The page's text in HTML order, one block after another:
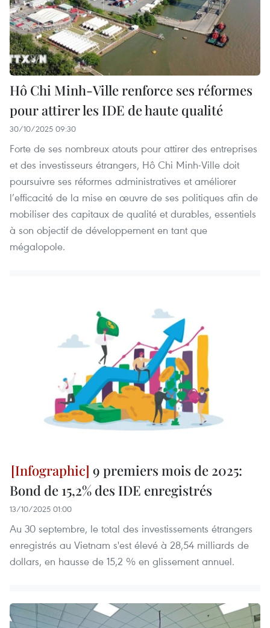
Hô Chi Minh-Ville renforce ses réformes
pour attirer les IDE de haute qualité
30/10/2025 09:30
Forte de ses nombreux atouts pour attirer des entreprises
et des investisseurs étrangers, Hô Chi Minh-Ville doit
poursuivre ses réformes administratives et améliorer
l’efficacité de la mise en œuvre de ses politiques afin de
mobiliser des capitaux de qualité et durables, essentiels
à son objectif de développement en tant que
mégalopole.
9 premiers mois de 2025:
Bond de 15,2% des IDE enregistrés
13/10/2025 01:00
Au 30 septembre, le total des investissements étrangers
enregistrés au Vietnam s'est élevé à 28,54 milliards de
dollars, en hausse de 15,2 % en glissement annuel.